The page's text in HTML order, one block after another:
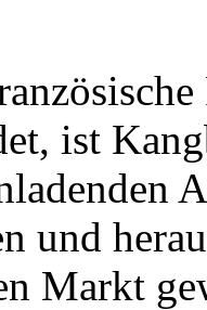
ist
und
Markt